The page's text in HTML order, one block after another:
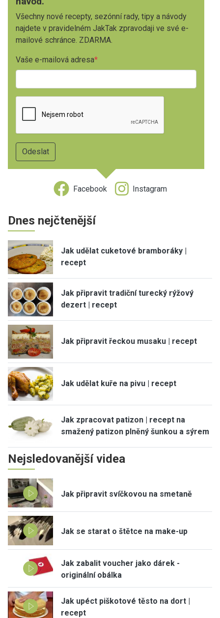
Všechny nové recepty, sezónní rady, tipy a návody
najdete v pravidelném JakTak zpravodaji ve své e-
mailové schránce. ZDARMA.
Vaše e-mailová adresa
Facebook Instagram
Dnes nejčtenější
Jak udělat cuketové bramboráky |
recept
Jak připravit tradiční turecký rýžový
dezert | recept
Jak připravit řeckou musaku | recept
Jak udělat kuře na pivu | recept
Jak zpracovat patizon | recept na
smažený patizon plněný šunkou a sýrem
Nejsledovanější videa
Jak připravit svíčkovou na smetaně
Jak se starat o štětce na make-up
Jak zabalit voucher jako dárek -
originální obálka
Jak upéct piškotové těsto na dort |
recept